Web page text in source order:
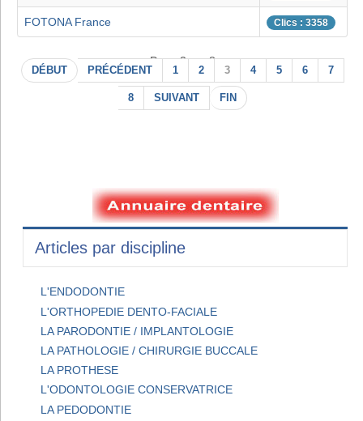
FOTONA France Clics : 3358
Page 3 sur 8
DÉBUT PRÉCÉDENT 1 2 3 4 5 6 7
8 SUIVANT FIN
Articles par discipline
L'ENDODONTIE
L'ORTHOPEDIE DENTO-FACIALE
LA PARODONTIE / IMPLANTOLOGIE
LA PATHOLOGIE / CHIRURGIE BUCCALE
LA PROTHESE
L'ODONTOLOGIE CONSERVATRICE
LA PEDODONTIE